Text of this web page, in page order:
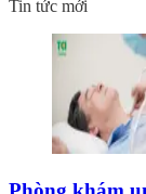
Tin tức mới